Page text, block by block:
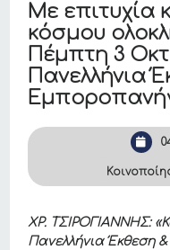
Με επιτυχία
κόσμου
Πέμπτη 3
Πανελλήνια
ΧΡ. ΤΣΙΡΟΓΙΑΝΝΗΣ:
Πανελλήνια Έκθεση